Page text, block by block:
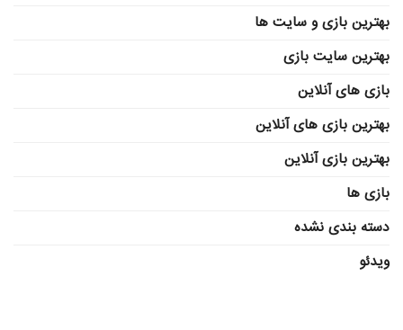
بهترین بازی و سایت ها
بهترین سایت بازی
بازی های آنلاین
بهترین بازی های آنلاین
بهترین بازی آنلاین
بازی ها
دسته بندی نشده
ویدئو